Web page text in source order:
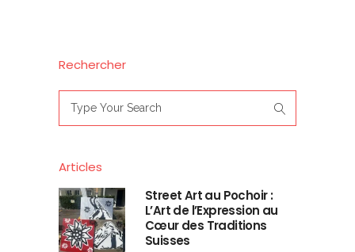
Rechercher
for:
Articles
Street Art au Pochoir :
L’Art de l’Expression au
Cœur des Traditions
Suisses